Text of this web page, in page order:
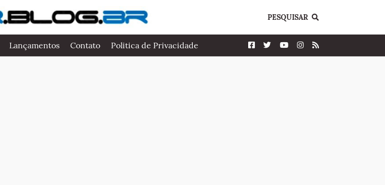
PESQUISAR
Lançamentos Contato Politica de Privacidade